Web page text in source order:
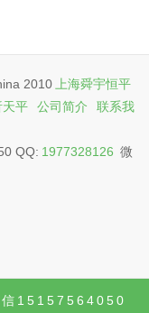
2010
上海舜宇恒平
天平 公司简介
联系我
QQ: 1977328126 微
信15157564050